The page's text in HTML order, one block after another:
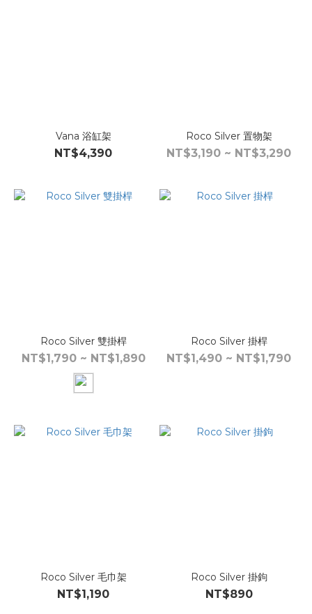
Vana 浴缸架
NT$4,390
Roco Silver 置物架
NT$3,190 ~ NT$3,290
Roco Silver 雙掛桿
NT$1,790 ~ NT$1,890
Roco Silver 掛桿
NT$1,490 ~ NT$1,790
Roco Silver 毛巾架
NT$1,190
Roco Silver 掛鉤
NT$890